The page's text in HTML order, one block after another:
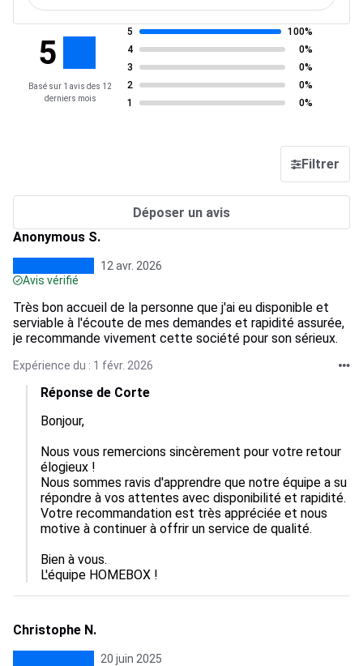
5
Basé sur 1 avis des 12
derniers mois
5
100%
4
0%
3
0%
2
0%
1
0%
Filtrer
Déposer un avis
Anonymous S.
12 avr. 2026
Avis vérifié
Très bon accueil de la personne que j'ai eu disponible et
serviable à l'écoute de mes demandes et rapidité assurée,
je recommande vivement cette société pour son sérieux.
Expérience du : 1 févr. 2026
Réponse de Corte
Bonjour,
Nous vous remercions sincèrement pour votre retour
élogieux !
Nous sommes ravis d'apprendre que notre équipe a su
répondre à vos attentes avec disponibilité et rapidité.
Votre recommandation est très appréciée et nous
motive à continuer à offrir un service de qualité.
Bien à vous.
L'équipe HOMEBOX !
Christophe N.
20 juin 2025